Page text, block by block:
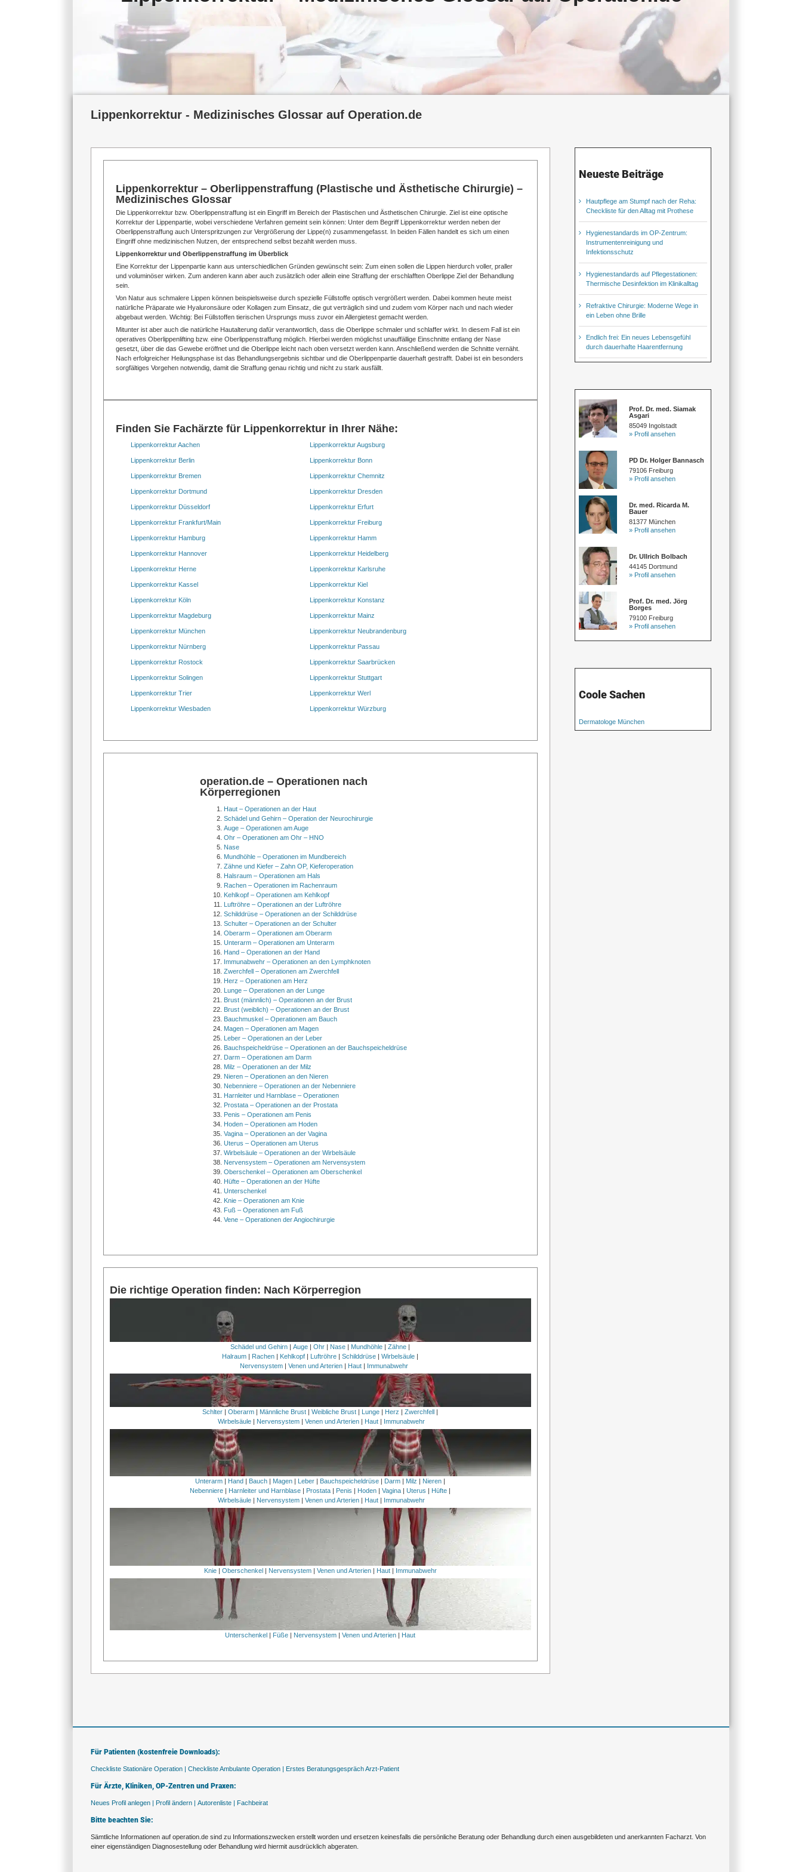
Lippenkorrektur - Medizinisches Glossar auf Operation.de
Lippenkorrektur – Oberlippenstraffung (Plastische und Ästhetische Chirurgie) –
Medizinisches Glossar
Die Lippenkorrektur bzw. Oberlippenstraffung ist ein Eingriff im Bereich der Plastischen und Ästhetischen Chirurgie. Ziel ist eine optische
Korrektur der Lippenpartie, wobei verschiedene Verfahren gemeint sein können: Unter dem Begriff Lippenkorrektur werden neben der
Oberlippenstraffung auch Unterspritzungen zur Vergrößerung der Lippe(n) zusammengefasst. In beiden Fällen handelt es sich um einen
Eingriff ohne medizinischen Nutzen, der entsprechend selbst bezahlt werden muss.
Lippenkorrektur und Oberlippenstraffung im Überblick
Eine Korrektur der Lippenpartie kann aus unterschiedlichen Gründen gewünscht sein: Zum einen sollen die Lippen hierdurch voller, praller
und voluminöser wirken. Zum anderen kann aber auch zusätzlich oder allein eine Straffung der erschlafften Oberlippe Ziel der Behandlung
sein.
Von Natur aus schmalere Lippen können beispielsweise durch spezielle Füllstoffe optisch vergrößert werden. Dabei kommen heute meist
natürliche Präparate wie Hyaluronsäure oder Kollagen zum Einsatz, die gut verträglich sind und zudem vom Körper nach und nach wieder
abgebaut werden. Wichtig: Bei Füllstoffen tierischen Ursprungs muss zuvor ein Allergietest gemacht werden.
Mitunter ist aber auch die natürliche Hautalterung dafür verantwortlich, dass die Oberlippe schmaler und schlaffer wirkt. In diesem Fall ist ein
operatives Oberlippenlifting bzw. eine Oberlippenstraffung möglich. Hierbei werden möglichst unauffällige Einschnitte entlang der Nase
gesetzt, über die das Gewebe eröffnet und die Oberlippe leicht nach oben versetzt werden kann. Anschließend werden die Schnitte vernäht.
Nach erfolgreicher Heilungsphase ist das Behandlungsergebnis sichtbar und die Oberlippenpartie dauerhaft gestrafft. Dabei ist ein besonders
sorgfältiges Vorgehen notwendig, damit die Straffung genau richtig und nicht zu stark ausfällt.
Finden Sie Fachärzte für Lippenkorrektur in Ihrer Nähe:
Lippenkorrektur Aachen Lippenkorrektur Augsburg
Lippenkorrektur Berlin Lippenkorrektur Bonn
Lippenkorrektur Bremen Lippenkorrektur Chemnitz
Lippenkorrektur Dortmund Lippenkorrektur Dresden
Lippenkorrektur Düsseldorf Lippenkorrektur Erfurt
Lippenkorrektur Frankfurt/Main Lippenkorrektur Freiburg
Lippenkorrektur Hamburg Lippenkorrektur Hamm
Lippenkorrektur Hannover Lippenkorrektur Heidelberg
Lippenkorrektur Herne Lippenkorrektur Karlsruhe
Lippenkorrektur Kassel Lippenkorrektur Kiel
Lippenkorrektur Köln Lippenkorrektur Konstanz
Lippenkorrektur Magdeburg Lippenkorrektur Mainz
Lippenkorrektur München Lippenkorrektur Neubrandenburg
Lippenkorrektur Nürnberg Lippenkorrektur Passau
Lippenkorrektur Rostock Lippenkorrektur Saarbrücken
Lippenkorrektur Solingen Lippenkorrektur Stuttgart
Lippenkorrektur Trier Lippenkorrektur Werl
Lippenkorrektur Wiesbaden Lippenkorrektur Würzburg
operation.de – Operationen nach
Körperregionen
Haut – Operationen an der Haut
Schädel und Gehirn – Operation der Neurochirurgie
Auge – Operationen am Auge
Ohr – Operationen am Ohr – HNO
Nase
Mundhöhle – Operationen im Mundbereich
Zähne und Kiefer – Zahn OP, Kieferoperation
Halsraum – Operationen am Hals
Rachen – Operationen im Rachenraum
Kehlkopf – Operationen am Kehlkopf
Luftröhre – Operationen an der Luftröhre
Schilddrüse – Operationen an der Schilddrüse
Schulter – Operationen an der Schulter
Oberarm – Operationen am Oberarm
Unterarm – Operationen am Unterarm
Hand – Operationen an der Hand
Immunabwehr – Operationen an den Lymphknoten
Zwerchfell – Operationen am Zwerchfell
Herz – Operationen am Herz
Lunge – Operationen an der Lunge
Brust (männlich) – Operationen an der Brust
Brust (weiblich) – Operationen an der Brust
Bauchmuskel – Operationen am Bauch
Magen – Operationen am Magen
Leber – Operationen an der Leber
Bauchspeicheldrüse – Operationen an der Bauchspeicheldrüse
Darm – Operationen am Darm
Milz – Operationen an der Milz
Nieren – Operationen an den Nieren
Nebenniere – Operationen an der Nebenniere
Harnleiter und Harnblase – Operationen
Prostata – Operationen an der Prostata
Penis – Operationen am Penis
Hoden – Operationen am Hoden
Vagina – Operationen an der Vagina
Uterus – Operationen am Uterus
Wirbelsäule – Operationen an der Wirbelsäule
Nervensystem – Operationen am Nervensystem
Oberschenkel – Operationen am Oberschenkel
Hüfte – Operationen an der Hüfte
Unterschenkel
Knie – Operationen am Knie
Fuß – Operationen am Fuß
Vene – Operationen der Angiochirurgie
Die richtige Operation finden: Nach Körperregion
Schädel und Gehirn |Auge |Ohr Nase Mundhöhle |Zähne
Halraum
Rachen Kehlkopf Luftröhre |Schilddrüse |Wirbelsäule
Nervensystem| Venen und Arterien| Haut| Immunabwehr
Schlter |Oberarm | Männliche Brust |Weibliche Brust | Lunge | Herz |Zwerchfell |
Wirbelsäule| Nervensystem| Venen und Arterien| Haut| Immunabwehr
Unterarm | Hand | Bauch | Magen | Leber | Bauchspeicheldrüse | Darm | Milz | Nieren |
Nebenniere | Harnleiter und Harnblase | Prostata | Penis | Hoden |Vagina |Uterus | Hüfte |
Wirbelsäule| Nervensystem| Venen und Arterien| Haut| Immunabwehr
Knie| Oberschenkel| Nervensystem| Venen und Arterien| Haut| Immunabwehr
Unterschenkel Füße Nervensystem |Venen und Arterien Haut
Neueste Beiträge
Hautpflege am Stumpf nach der Reha:
Checkliste für den Alltag mit Prothese
Hygienestandards im OP-Zentrum:
Instrumentenreinigung und
Infektionsschutz
Hygienestandards auf Pflegestationen:
Thermische Desinfektion im Klinikalltag
Refraktive Chirurgie: Moderne Wege in
ein Leben ohne Brille
Endlich frei: Ein neues Lebensgefühl
durch dauerhafte Haarentfernung
Prof. Dr. med. Siamak
Asgari
85049 Ingolstadt
» Profil ansehen
PD Dr. Holger Bannasch
79106 Freiburg
» Profil ansehen
Dr. med. Ricarda M.
Bauer
81377 München
» Profil ansehen
Dr. Ullrich Bolbach
44145 Dortmund
» Profil ansehen
Prof. Dr. med. Jörg
Borges
79100 Freiburg
» Profil ansehen
Coole Sachen
Dermatologe München
Für Patienten (kostenfreie Downloads):
Checkliste Stationäre Operation | Checkliste Ambulante Operation | Erstes Beratungsgespräch Arzt-Patient
Für Ärzte, Kliniken, OP-Zentren und Praxen:
Neues Profil anlegen | Profil ändern | Autorenliste | Fachbeirat
Bitte beachten Sie:
Sämtliche Informationen auf operation.de sind zu Informationszwecken erstellt worden und ersetzen keinesfalls die persönliche Beratung oder Behandlung durch einen ausgebildeten und anerkannten Facharzt. Von
einer eigenständigen Diagnosestellung oder Behandlung wird hiermit ausdrücklich abgeraten.